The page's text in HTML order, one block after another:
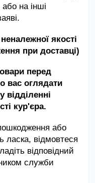
на інші
якості
при доставці)
перед
вас оглядати
відділенні
кур'єра.
або
ласка, відмовтеся
відповідний
служби